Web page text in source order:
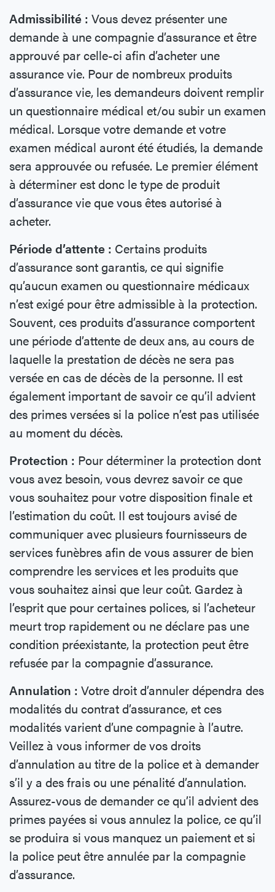
Admissibilité : Vous devez présenter une
demande à une compagnie d’assurance et être
approuvé par celle-ci afin d’acheter une
assurance vie. Pour de nombreux produits
d’assurance vie, les demandeurs doivent remplir
un questionnaire médical et/ou subir un examen
médical. Lorsque votre demande et votre
examen médical auront été étudiés, la demande
sera approuvée ou refusée. Le premier élément
à déterminer est donc le type de produit
d’assurance vie que vous êtes autorisé à
acheter.
Période d’attente : Certains produits
d’assurance sont garantis, ce qui signifie
qu’aucun examen ou questionnaire médicaux
n’est exigé pour être admissible à la protection.
Souvent, ces produits d’assurance comportent
une période d’attente de deux ans, au cours de
laquelle la prestation de décès ne sera pas
versée en cas de décès de la personne. Il est
également important de savoir ce qu’il advient
des primes versées si la police n’est pas utilisée
au moment du décès.
Protection : Pour déterminer la protection dont
vous avez besoin, vous devrez savoir ce que
vous souhaitez pour votre disposition finale et
l’estimation du coût. Il est toujours avisé de
communiquer avec plusieurs fournisseurs de
services funèbres afin de vous assurer de bien
comprendre les services et les produits que
vous souhaitez ainsi que leur coût. Gardez à
l’esprit que pour certaines polices, si l’acheteur
meurt trop rapidement ou ne déclare pas une
condition préexistante, la protection peut être
refusée par la compagnie d’assurance.
Annulation : Votre droit d’annuler dépendra des
modalités du contrat d’assurance, et ces
modalités varient d’une compagnie à l’autre.
Veillez à vous informer de vos droits
d’annulation au titre de la police et à demander
s’il y a des frais ou une pénalité d’annulation.
Assurez-vous de demander ce qu’il advient des
primes payées si vous annulez la police, ce qu’il
se produira si vous manquez un paiement et si
la police peut être annulée par la compagnie
d’assurance.